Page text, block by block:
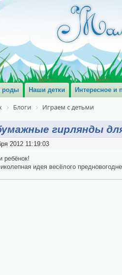
роды Наши детки Интересное и
Блоги Играем с детьми
гирлянды
2012 11:19:03
ребёнок!
идея весёлого